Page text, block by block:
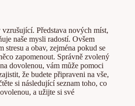
Představa nových míst,
naše mysli radostí. Ovšem
stresu a obav, zejména pokud se
zapomenout. Správně zvolený
dovolenou, vám může pomoci
že budete připraveni na vše,
si následující seznam toho, co
a užijte si své